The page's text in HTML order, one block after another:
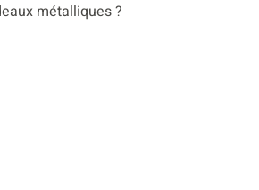
métalliques ?